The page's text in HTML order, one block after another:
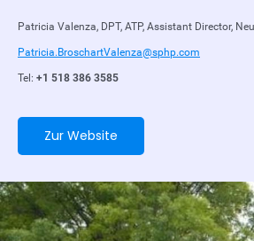
Patricia Valenza, DPT, ATP, Assistant Director,
Patricia.BroschartValenza@sphp.com
Tel: +1 518 386 3585
Zur Website